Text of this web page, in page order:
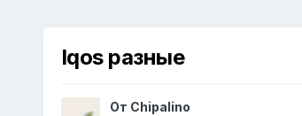
Iqos разные
От Chipalino